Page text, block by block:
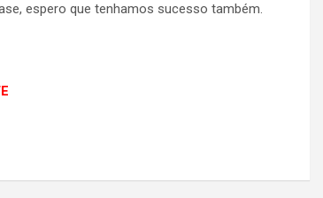
espero que tenhamos sucesso também.